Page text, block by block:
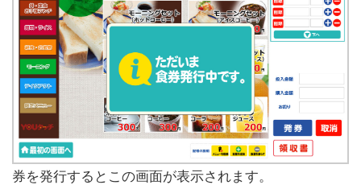
券を発行するとこの画面が表示されます。